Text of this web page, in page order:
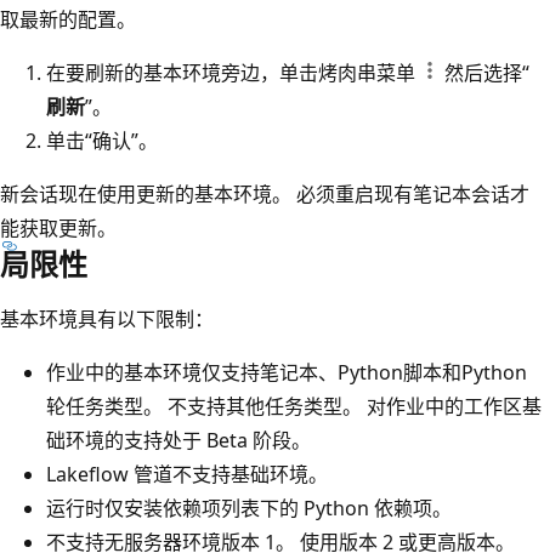
取最新的配置。
在要刷新的基本环境旁边，单击烤肉串菜单
然后选择“
刷新”。
单击“确认”。
新会话现在使用更新的基本环境。 必须重启现有笔记本会话才
能获取更新。
局限性
基本环境具有以下限制：
作业中的基本环境仅支持笔记本、Python脚本和Python
轮任务类型。 不支持其他任务类型。 对作业中的工作区基
础环境的支持处于 Beta 阶段。
Lakeflow 管道不支持基础环境。
运行时仅安装依赖项列表下的 Python 依赖项。
不支持无服务器环境版本 1。 使用版本 2 或更高版本。